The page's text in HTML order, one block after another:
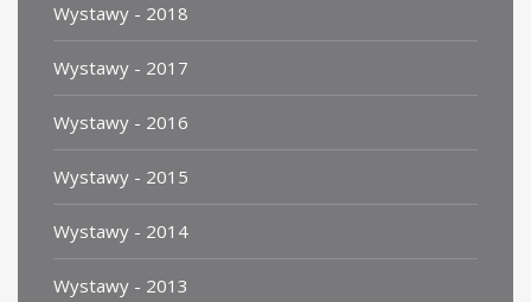
Wystawy - 2018
Wystawy - 2017
Wystawy - 2016
Wystawy - 2015
Wystawy - 2014
Wystawy - 2013